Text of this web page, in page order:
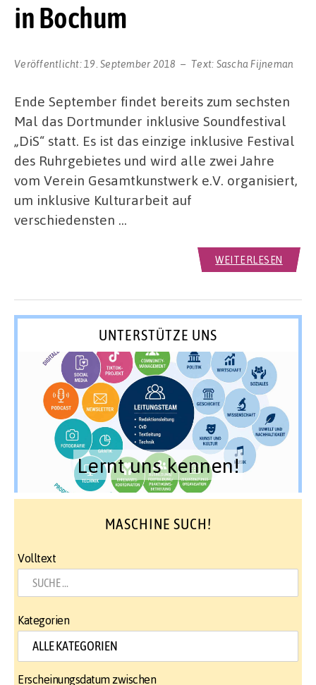
in Bochum
Veröffentlicht: 19. September 2018 Text: Sascha Fijneman
Ende September findet bereits zum sechsten
Mal das Dortmunder inklusive Soundfestival
„DiS“ statt. Es ist das einzige inklusive Festival
des Ruhrgebietes und wird alle zwei Jahre
vom Verein Gesamtkunstwerk e.V. organisiert,
um inklusive Kulturarbeit auf
verschiedensten …
WEITERLESEN
UNTERSTÜTZE UNS
Lernt uns kennen!
MASCHINE SUCH!
Volltext
Kategorien
Erscheinungsdatum zwischen